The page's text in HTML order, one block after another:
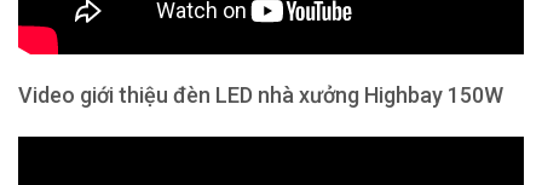
Video giới thiệu đèn LED nhà xưởng Highbay 150W